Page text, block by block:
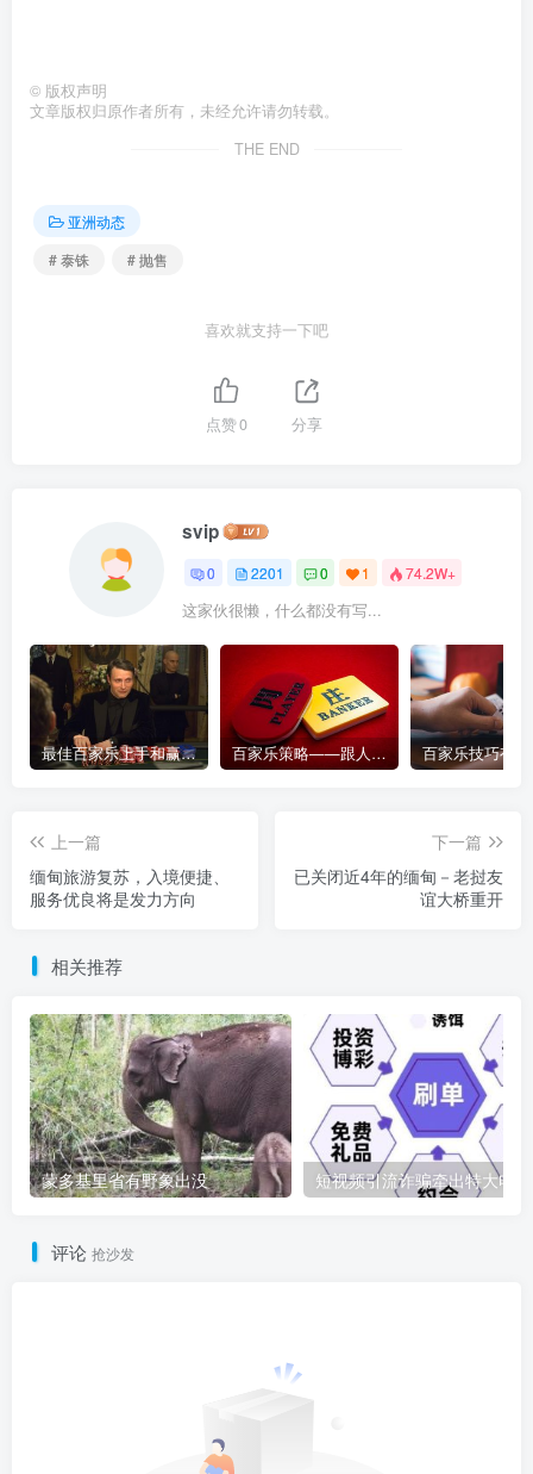
© 版权声明
文章版权归原作者所有，未经允许请勿转载。
THE END
亚洲动态
# 泰铢
# 抛售
喜欢就支持一下吧
点赞0 分享
svip
0 2201 0 1 74.2W+
这家伙很懒，什么都没有写...
最佳百家乐上手和赢钱指南 – 终极版 百家乐策略——跟人胜过跟路
上一篇
缅甸旅游复苏，入境便捷、
服务优良将是发力方向
下一篇
已关闭近4年的缅甸－老挝友
谊大桥重开
相关推荐
蒙多基里省有野象出没
评论 抢沙发